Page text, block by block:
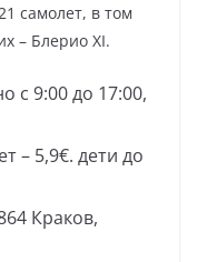
самолет, в том
– Блерио XI.
с 9:00 до 17:00,
– 5,9€. дети до
Краков,